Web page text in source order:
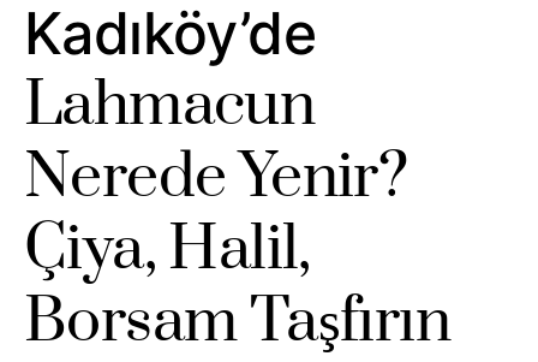
Kadıköy’de
Lahmacun
Nerede Yenir?
Çiya, Halil,
Borsam Taşfırın